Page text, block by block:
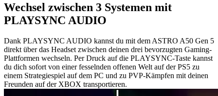
Wechsel zwischen 3 Systemen mit
PLAYSYNC AUDIO
Dank PLAYSYNC AUDIO kannst du mit dem ASTRO A50 Gen 5
direkt über das Headset zwischen deinen drei bevorzugten Gaming-
Plattformen wechseln. Per Druck auf die PLAYSYNC-Taste kannst
du dich sofort von einer fesselnden offenen Welt auf der PS5 zu
einem Strategiespiel auf dem PC und zu PVP-Kämpfen mit deinen
Freunden auf der XBOX transportieren.